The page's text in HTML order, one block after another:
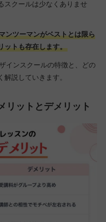
スクールは少なくありませ
ンツーマンがベストとは限ら
ットも存在します。
インスクールの特徴と、どの
説していきます。
リットとデメリット